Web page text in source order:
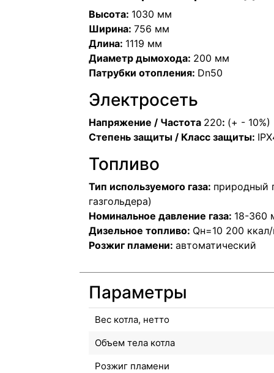
Высота: 1030 мм
Ширина: 756 мм
Длина: 1119 мм
Диаметр дымохода: 200 мм
Патрубки отопления: Dn50
Электросеть
Напряжение / Частота 220: (+ -
Степень защиты / Класс защиты:
Топливо
Тип используемого газа: природный
газгольдера)
Номинальное давление газа: 18-360
Дизельное топливо: Qн=10 200 ккал/
Розжиг пламени: автоматический
Параметры
Вес котла, нетто
Объем тела котла
Розжиг пламени